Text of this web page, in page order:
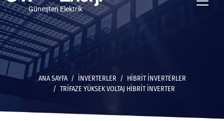
Güneşten Elektrik
ANA SAYFA İNVERTERLER
HIBRIT İNVERTERLER
TRIFAZE YÜKSEK VOLTAJ HIBRIT İNVERTER